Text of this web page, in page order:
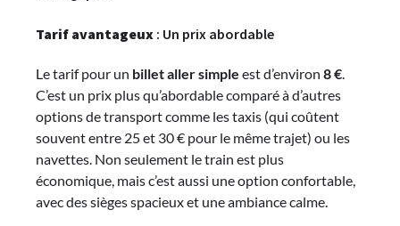
Tarif avantageux : Un prix abordable
Le tarif pour un billet aller simple est d’environ 8 €.
C’est un prix plus qu’abordable comparé à d’autres
options de transport comme les taxis (qui coûtent
souvent entre 25 et 30 € pour le même trajet) ou les
navettes. Non seulement le train est plus
économique, mais c’est aussi une option confortable,
avec des sièges spacieux et une ambiance calme.